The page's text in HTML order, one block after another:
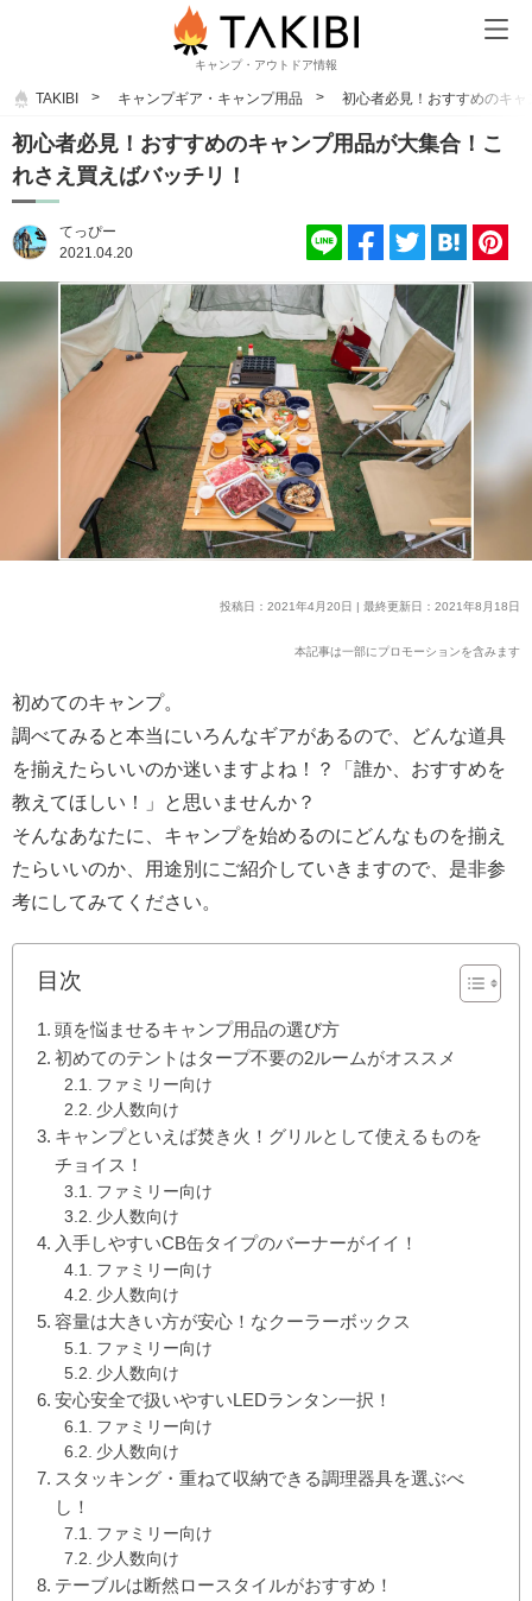
キャンプ・アウトドア情報
TAKIBI キャンプギア・キャンプ用品 初心者必見！おすすめのキ
初心者必見！おすすめのキャンプ用品が大集合！こ
れさえ買えばバッチリ！
てっぴー
2021.04.20
投稿日：2021年4月20日 | 最終更新日：2021年8月18日
本記事は一部にプロモーションを含みます
初めてのキャンプ。
調べてみると本当にいろんなギアがあるので、どんな道具
を揃えたらいいのか迷いますよね！？「誰か、おすすめを
教えてほしい！」と思いませんか？
そんなあなたに、キャンプを始めるのにどんなものを揃え
たらいいのか、用途別にご紹介していきますので、是非参
考にしてみてください。
目次
頭を悩ませるキャンプ用品の選び方
初めてのテントはタープ不要の2ルームがオススメ
ファミリー向け
少人数向け
キャンプといえば焚き火！グリルとして使えるものを
チョイス！
ファミリー向け
少人数向け
入手しやすいCB缶タイプのバーナーがイイ！
ファミリー向け
少人数向け
容量は大きい方が安心！なクーラーボックス
ファミリー向け
少人数向け
安心安全で扱いやすいLEDランタン一択！
ファミリー向け
少人数向け
スタッキング・重ねて収納できる調理器具を選ぶべ
し！
ファミリー向け
少人数向け
テーブルは断然ロースタイルがおすすめ！